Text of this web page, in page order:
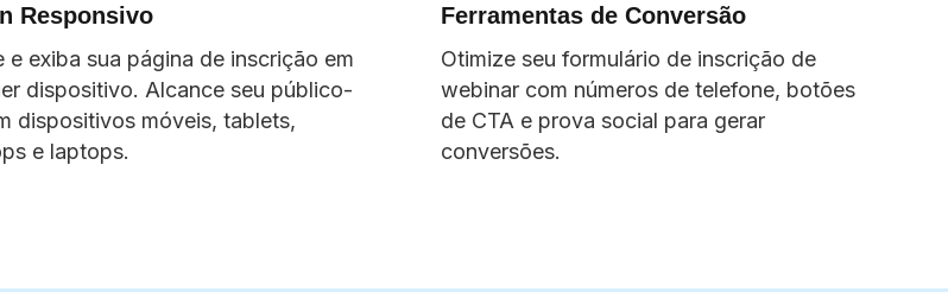
Responsivo
e exiba sua página de inscrição em
dispositivo. Alcance seu público-
dispositivos móveis, tablets,
e laptops.
Ferramentas de Conversão
Otimize seu formulário de inscrição de
webinar com números de telefone, botões
de CTA e prova social para gerar
conversões.